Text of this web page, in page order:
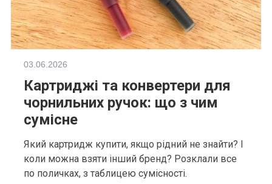
03.06.2026
Картриджі та конвертери для
чорнильних ручок: що з чим
сумісне
Який картридж купити, якщо рідний не знайти? І
коли можна взяти інший бренд? Розклали все
по поличках, з таблицею сумісності.